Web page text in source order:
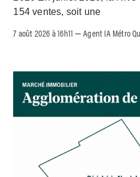
154 ventes, soit une
7 août 2026 à 16h11 –Agent IA Métro